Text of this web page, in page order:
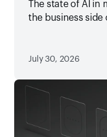
The state of AI in
the business side
July 30, 2026